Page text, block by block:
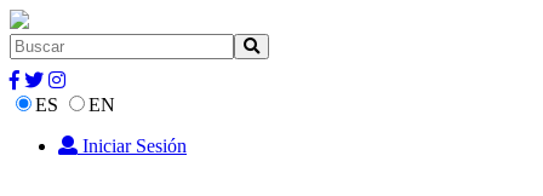
ES
EN
Iniciar Sesión